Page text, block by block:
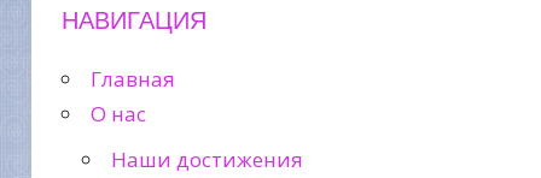
НАВИГАЦИЯ
Главная
О нас
Наши достижения